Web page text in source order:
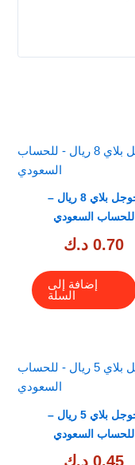
جوجل بلاي 8 ريال –
للحساب السعودي
0.70 د.ك
إضافة إلى
السلة
جوجل بلاي 5 ريال –
للحساب السعودي
0.45 د.ك